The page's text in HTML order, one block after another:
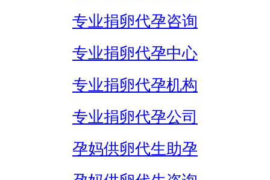
专业捐卵代孕咨询
专业捐卵代孕中心
专业捐卵代孕机构
专业捐卵代孕公司
孕妈供卵代生助孕